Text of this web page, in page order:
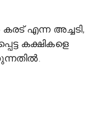
കരട് എന്ന അച്ചടി,
കക്ഷികളെ